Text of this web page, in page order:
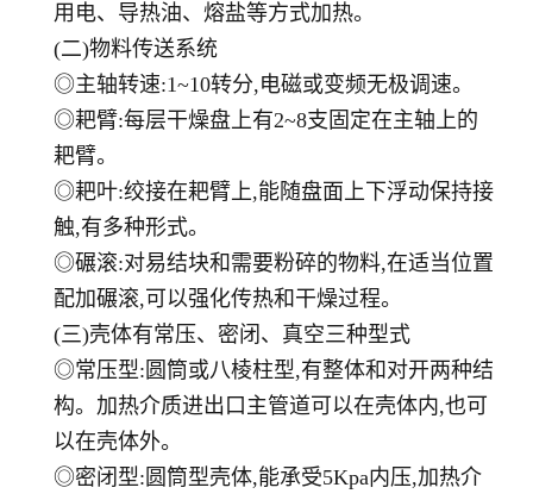
用电、导热油、熔盐等方式加热。
(二)物料传送系统
◎主轴转速:1~10转分,电磁或变频无极调速。
◎耙臂:每层干燥盘上有2~8支固定在主轴上的
耙臂。
◎耙叶:绞接在耙臂上,能随盘面上下浮动保持接
触,有多种形式。
◎碾滚:对易结块和需要粉碎的物料,在适当位置
配加碾滚,可以强化传热和干燥过程。
(三)壳体有常压、密闭、真空三种型式
◎常压型:圆筒或八棱柱型,有整体和对开两种结
构。加热介质进出口主管道可以在壳体内,也可
以在壳体外。
◎密闭型:圆筒型壳体,能承受5Kpa内压,加热介